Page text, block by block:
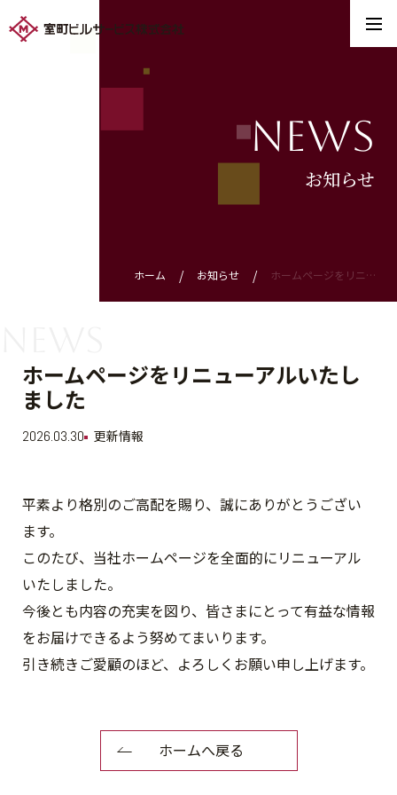
News
お知らせ
ホーム お知らせ ホームページをリニューアルいたしました
ホームページをリニューアルいたし
ました
2026.03.30 更新情報
平素より格別のご高配を賜り、誠にありがとうござい
ます。
このたび、当社ホームページを全面的にリニューアル
いたしました。
今後とも内容の充実を図り、皆さまにとって有益な情報
をお届けできるよう努めてまいります。
引き続きご愛顧のほど、よろしくお願い申し上げます。
ホームへ戻る